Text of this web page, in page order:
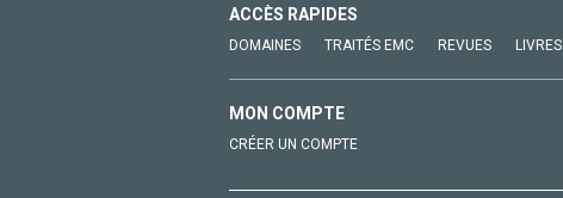
ACCÈS RAPIDES
DOMAINES TRAITÉS EMC REVUES LIVRES
MON COMPTE
CRÉER UN COMPTE